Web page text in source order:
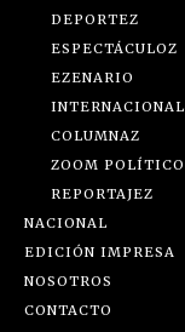
DEPORTEZ
ESPECTÁCULOZ
EZENARIO
INTERNACIONAL
COLUMNAZ
ZOOM POLÍTICO
REPORTAJEZ
NACIONAL
EDICIÓN IMPRESA
NOSOTROS
CONTACTO